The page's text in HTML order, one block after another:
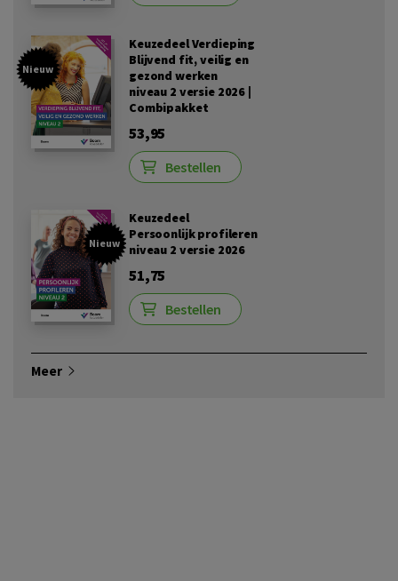
Nieuw
Keuzedeel Verdieping
Blijvend fit, veilig en
gezond werken
niveau 2 versie 2026 |
Combipakket
53,95
Bestellen
Nieuw
Keuzedeel
Persoonlijk profileren
niveau 2 versie 2026
51,75
Bestellen
Meer